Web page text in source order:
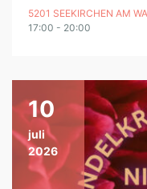
17:00 - 20:00
10
juli
2026